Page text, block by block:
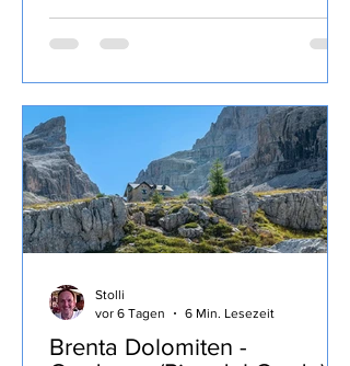
eingebunden, trinkig, passt sehr gut zu
kräftigen Gerichten und zum Genuss
über den Abend.
Stolli
vor 6 Tagen
6 Min. Lesezeit